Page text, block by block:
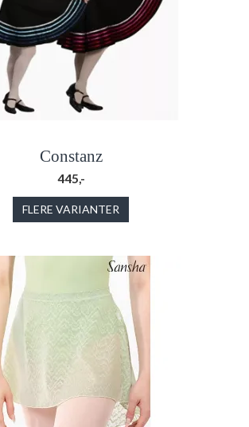
Constanz
445,-
FLERE VARIANTER